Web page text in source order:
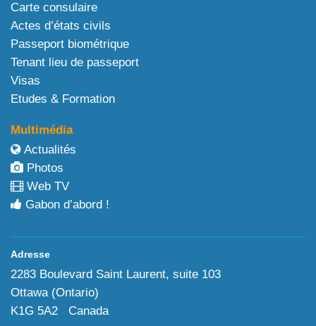
Carte consulaire
Actes d’états civils
Passeport biométrique
Tenant lieu de passeport
Visas
Etudes & Formation
Multimédia
Actualités
Photos
Web TV
Gabon d’abord !
Adresse
2283 Boulevard Saint Laurent, suite 103
Ottawa (Ontario)
K1G 5A2 Canada